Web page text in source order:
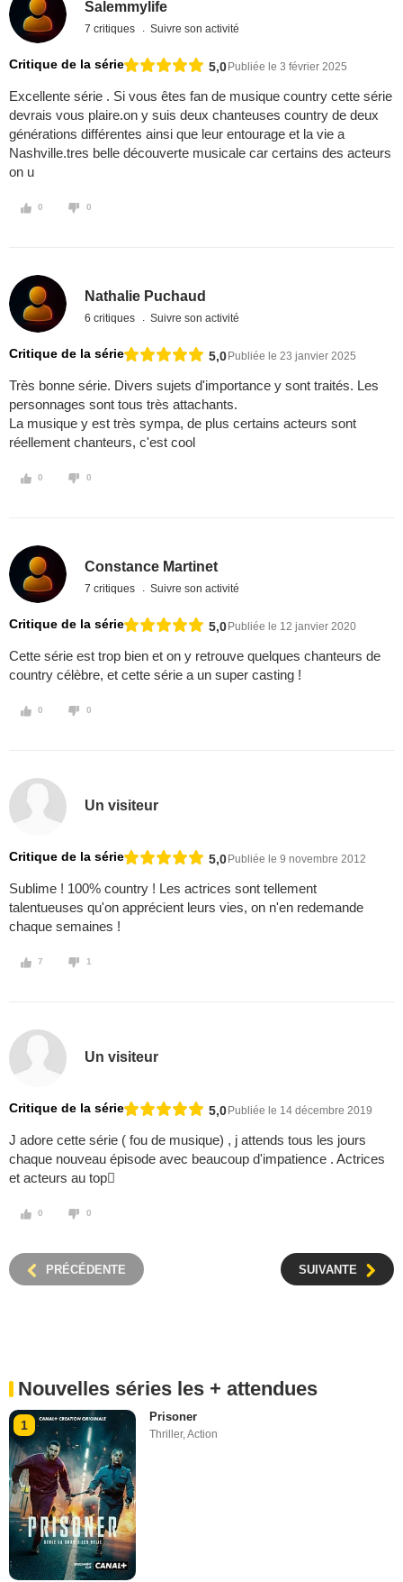
Salemmylife
7 critiques Suivre son activité
Critique de la série 5,0 Publiée le 3 février 2025
Excellente série . Si vous êtes fan de musique country cette série
devrais vous plaire.on y suis deux chanteuses country de deux
générations différentes ainsi que leur entourage et la vie a
Nashville.tres belle découverte musicale car certains des acteurs
on u
0 0
Nathalie Puchaud
6 critiques Suivre son activité
Critique de la série 5,0 Publiée le 23 janvier 2025
Très bonne série. Divers sujets d'importance y sont traités. Les
personnages sont tous très attachants.
La musique y est très sympa, de plus certains acteurs sont
réellement chanteurs, c'est cool
0 0
Constance Martinet
7 critiques Suivre son activité
Critique de la série 5,0 Publiée le 12 janvier 2020
Cette série est trop bien et on y retrouve quelques chanteurs de
country célèbre, et cette série a un super casting !
0 0
Un visiteur
Critique de la série 5,0 Publiée le 9 novembre 2012
Sublime ! 100% country ! Les actrices sont tellement
talentueuses qu'on apprécient leurs vies, on n'en redemande
chaque semaines !
7 1
Un visiteur
Critique de la série 5,0 Publiée le 14 décembre 2019
J adore cette série ( fou de musique) , j attends tous les jours
chaque nouveau épisode avec beaucoup d'impatience . Actrices
et acteurs au top
0 0
PRÉCÉDENTE SUIVANTE
Nouvelles séries les + attendues
1
Prisoner
Thriller,Action